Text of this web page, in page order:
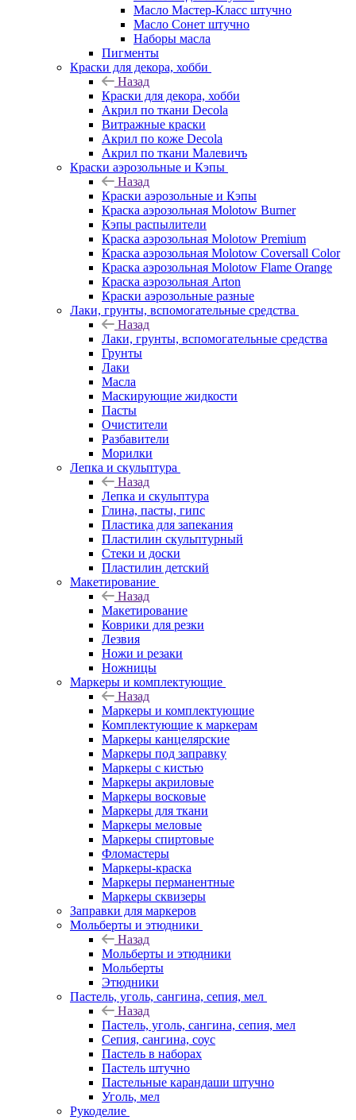
Масло Мастер-Класс штучно
Масло Сонет штучно
Наборы масла
Пигменты
Краски для декора, хобби
Назад
Краски для декора, хобби
Акрил по ткани Decola
Витражные краски
Акрил по коже Decola
Акрил по ткани Малевичъ
Краски аэрозольные и Кэпы
Назад
Краски аэрозольные и Кэпы
Краска аэрозольная Molotow Burner
Кэпы распылители
Краска аэрозольная Molotow Premium
Краска аэрозольная Molotow Coversall Color
Краска аэрозольная Molotow Flame Orange
Краска аэрозольная Arton
Краски аэрозольные разные
Лаки, грунты, вспомогательные средства
Назад
Лаки, грунты, вспомогательные средства
Грунты
Лаки
Масла
Маскирующие жидкости
Пасты
Очистители
Разбавители
Морилки
Лепка и скульптура
Назад
Лепка и скульптура
Глина, пасты, гипс
Пластика для запекания
Пластилин скульптурный
Стеки и доски
Пластилин детский
Макетирование
Назад
Макетирование
Коврики для резки
Лезвия
Ножи и резаки
Ножницы
Маркеры и комплектующие
Назад
Маркеры и комплектующие
Комплектующие к маркерам
Маркеры канцелярские
Маркеры под заправку
Маркеры с кистью
Маркеры акриловые
Маркеры восковые
Маркеры для ткани
Маркеры меловые
Маркеры спиртовые
Фломастеры
Маркеры-краска
Маркеры перманентные
Маркеры сквизеры
Заправки для маркеров
Мольберты и этюдники
Назад
Мольберты и этюдники
Мольберты
Этюдники
Пастель, уголь, сангина, сепия, мел
Назад
Пастель, уголь, сангина, сепия, мел
Сепия, сангина, соус
Пастель в наборах
Пастель штучно
Пастельные карандаши штучно
Уголь, мел
Рукоделие